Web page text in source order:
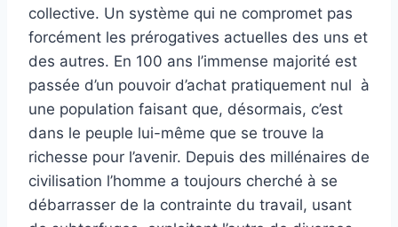
collective. Un système qui ne compromet pas
forcément les prérogatives actuelles des uns et
des autres. En 100 ans l’immense majorité est
passée d’un pouvoir d’achat pratiquement nul à
une population faisant que, désormais, c’est
dans le peuple lui-même que se trouve la
richesse pour l’avenir. Depuis des millénaires de
civilisation l’homme a toujours cherché à se
débarrasser de la contrainte du travail, usant